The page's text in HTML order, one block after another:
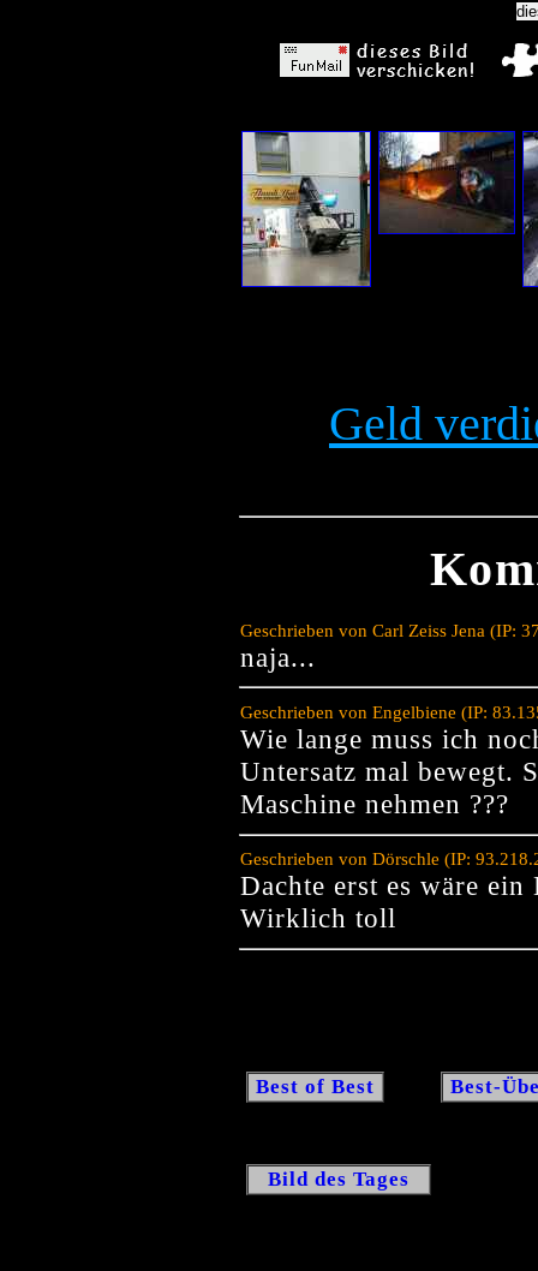
Geld
Geschrieben von Carl Zeiss Jena (IP:
naja...
Geschrieben von Engelbiene (IP:
Wie lange muss ich
Untersatz mal bewegt.
Maschine nehmen ???
Geschrieben von Dörschle (IP:
Dachte erst es wäre
Wirklich toll
Best of Best Best-
Bild des Tages